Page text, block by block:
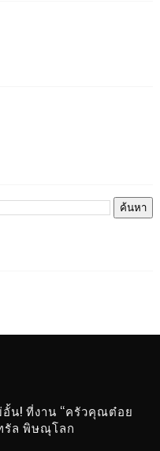
น! ที่งาน “ครัวคุณต๋อย
รัล พิษณุโลก